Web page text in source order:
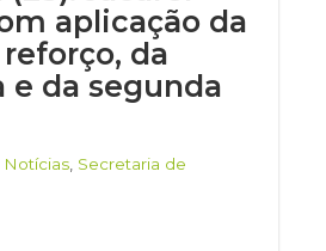
aplicação da
da
e da segunda
Notícias Secretaria de